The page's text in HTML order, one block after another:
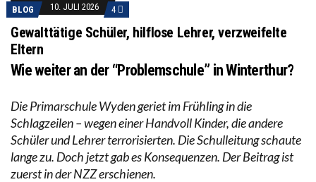
BLOG 10. JULI 2026 4
Gewalttätige Schüler, hilflose Lehrer, verzweifelte
Eltern
Wie weiter an der “Problemschule” in Winterthur?
Die Primarschule Wyden geriet im Frühling in die
Schlagzeilen – wegen einer Handvoll Kinder, die andere
Schüler und Lehrer terrorisierten. Die Schulleitung schaute
lange zu. Doch jetzt gab es Konsequenzen. Der Beitrag ist
zuerst in der NZZ erschienen.